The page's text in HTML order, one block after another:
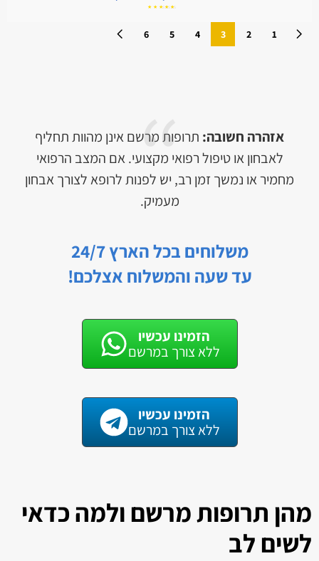
1
2
3
4
5
6
אזהרה חשובה: תרופות מרשם אינן מהוות תחליף
לאבחון או טיפול רפואי מקצועי. אם המצב הרפואי
מחמיר או נמשך זמן רב, יש לפנות לרופא לצורך אבחון
מעמיק.
משלוחים בכל הארץ 24/7
עד שעה והמשלוח אצלכם!
הזמינו עכשיו
ללא צורך במרשם
הזמינו עכשיו
ללא צורך במרשם
מהן תרופות מרשם ולמה כדאי
לשים לב